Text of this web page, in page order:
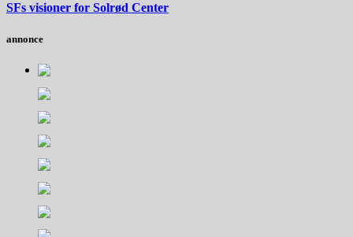
SFs visioner for Solrød Center
annonce